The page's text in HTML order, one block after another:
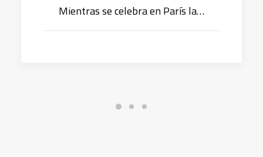
Mientras se celebra en París la…